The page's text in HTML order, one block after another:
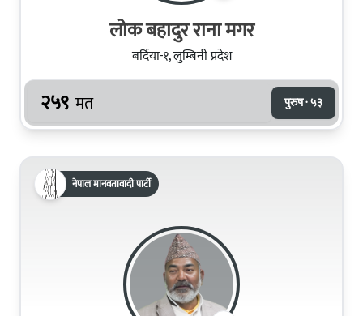
लोक बहादुर राना मगर
बर्दिया-१, लुम्बिनी प्रदेश
२५९ मत पुरुष · ५३
नेपाल मानवतावादी पार्टी